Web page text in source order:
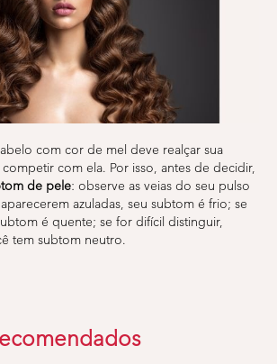
com cor de mel deve realçar sua
competir com ela. Por isso, antes de decidir,
de pele: observe as veias do seu pulso
azuladas, seu subtom é frio; se
é quente; se for difícil distinguir,
tem subtom neutro.